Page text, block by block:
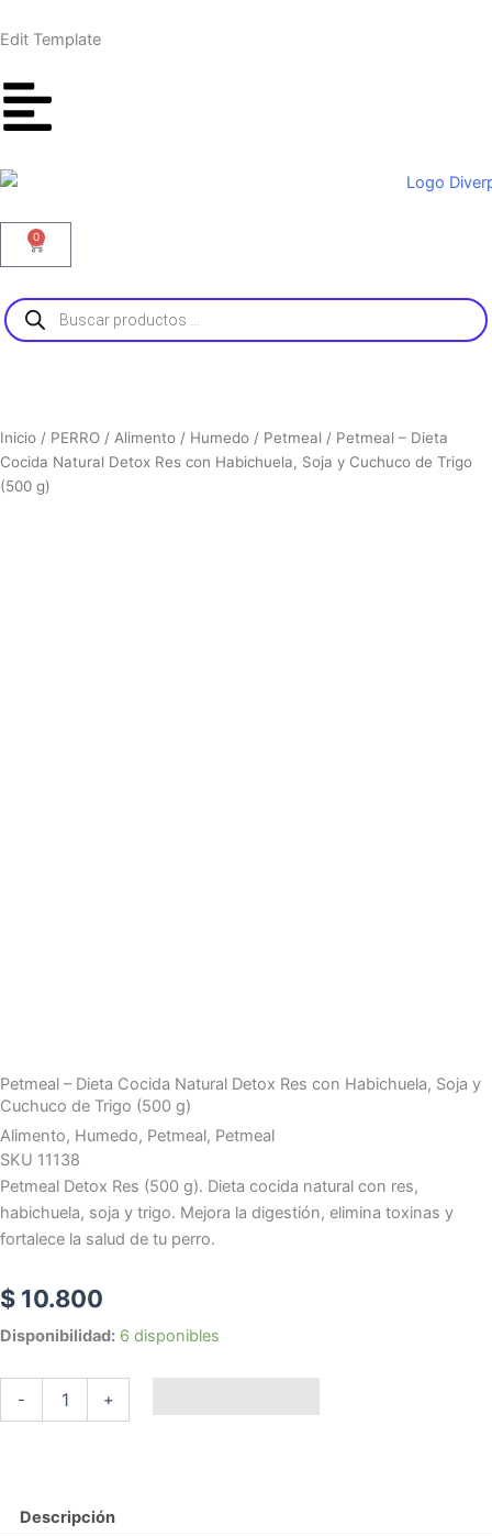
al
Edit Template
0
Carrito
Búsqueda
de
productos
Inicio / PERRO / Alimento / Humedo / Petmeal / Petmeal – Dieta
Cocida Natural Detox Res con Habichuela, Soja y Cuchuco de Trigo
(500 g)
Petmeal – Dieta Cocida Natural Detox Res con Habichuela, Soja y
Cuchuco de Trigo (500 g)
Alimento, Humedo, Petmeal, Petmeal
SKU 11138
Petmeal Detox Res (500 g). Dieta cocida natural con res,
habichuela, soja y trigo. Mejora la digestión, elimina toxinas y
fortalece la salud de tu perro.
$ 10.800
Disponibilidad: 6 disponibles
-
Petmeal
Dieta
Cocida
Natural
Habichuela,
+
Descripción